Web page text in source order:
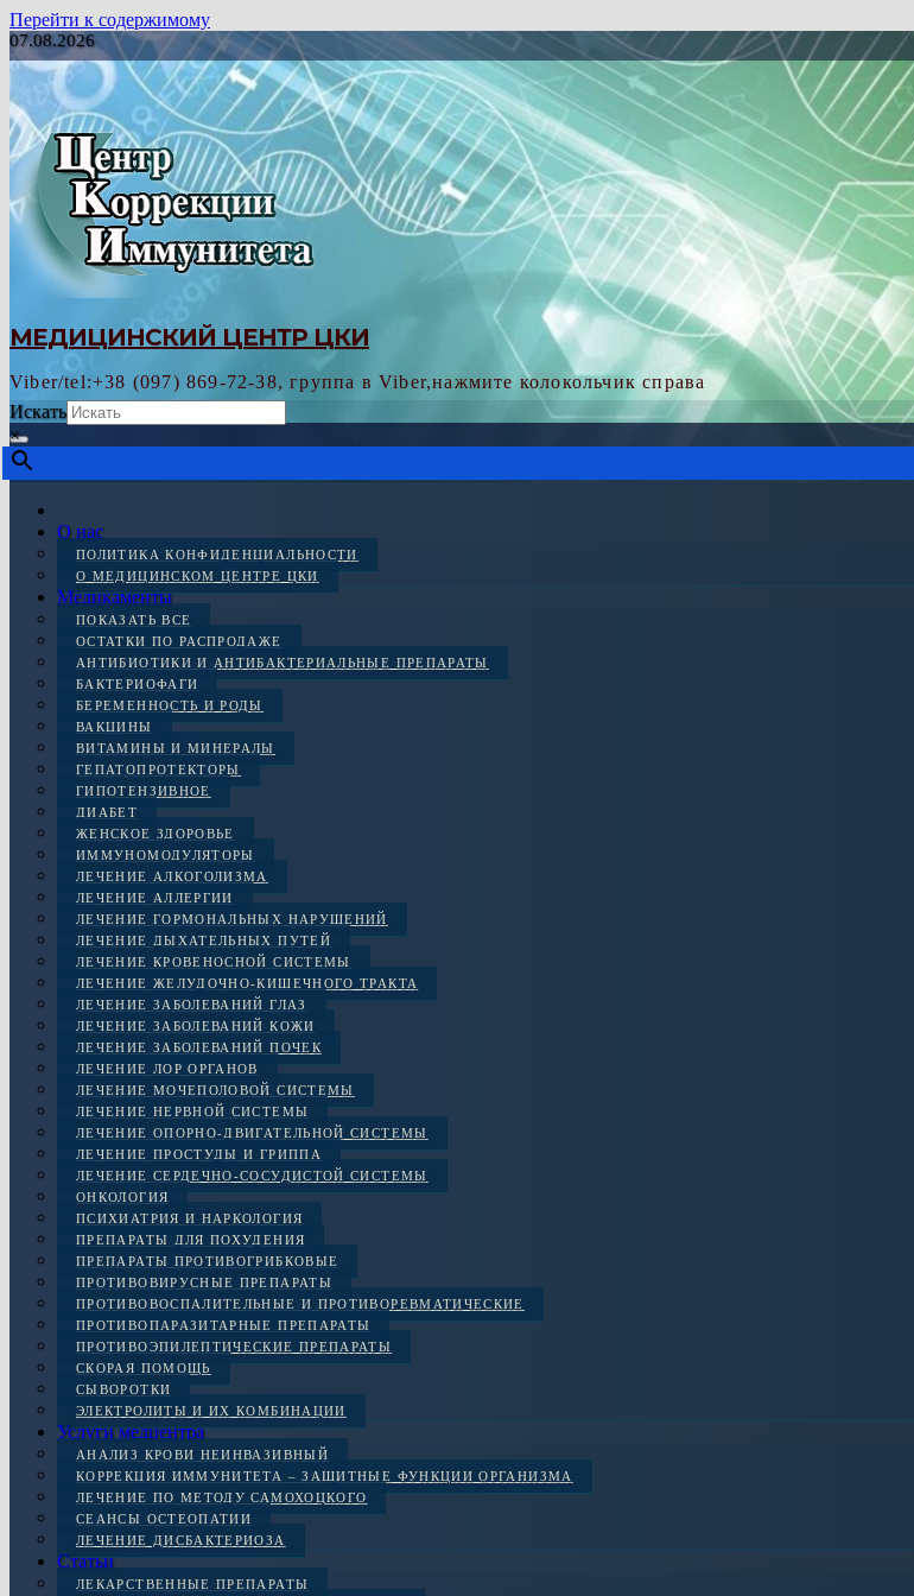
Перейти к содержимому
07.08.2026
МЕДИЦИНСКИЙ ЦЕНТР ЦКИ
Viber/tel:+38 (097) 869-72-38, группа в Viber,нажмите колокольчик справа
Искать
×
О нас
ПОЛИТИКА КОНФИДЕНЦИАЛЬНОСТИ
О МЕДИЦИНСКОМ ЦЕНТРЕ ЦКИ
Медикаменты
ПОКАЗАТЬ ВСЕ
ОСТАТКИ ПО РАСПРОДАЖЕ
АНТИБИОТИКИ И АНТИБАКТЕРИАЛЬНЫЕ ПРЕПАРАТЫ
БАКТЕРИОФАГИ
БЕРЕМЕННОСТЬ И РОДЫ
ВАКЦИНЫ
ВИТАМИНЫ И МИНЕРАЛЫ
ГЕПАТОПРОТЕКТОРЫ
ГИПОТЕНЗИВНОЕ
ДИАБЕТ
ЖЕНСКОЕ ЗДОРОВЬЕ
ИММУНОМОДУЛЯТОРЫ
ЛЕЧЕНИЕ АЛКОГОЛИЗМА
ЛЕЧЕНИЕ АЛЛЕРГИИ
ЛЕЧЕНИЕ ГОРМОНАЛЬНЫХ НАРУШЕНИЙ
ЛЕЧЕНИЕ ДЫХАТЕЛЬНЫХ ПУТЕЙ
ЛЕЧЕНИЕ КРОВЕНОСНОЙ СИСТЕМЫ
ЛЕЧЕНИЕ ЖЕЛУДОЧНО-КИШЕЧНОГО ТРАКТА
ЛЕЧЕНИЕ ЗАБОЛЕВАНИЙ ГЛАЗ
ЛЕЧЕНИЕ ЗАБОЛЕВАНИЙ КОЖИ
ЛЕЧЕНИЕ ЗАБОЛЕВАНИЙ ПОЧЕК
ЛЕЧЕНИЕ ЛОР ОРГАНОВ
ЛЕЧЕНИЕ МОЧЕПОЛОВОЙ СИСТЕМЫ
ЛЕЧЕНИЕ НЕРВНОЙ СИСТЕМЫ
ЛЕЧЕНИЕ ОПОРНО-ДВИГАТЕЛЬНОЙ СИСТЕМЫ
ЛЕЧЕНИЕ ПРОСТУДЫ И ГРИППА
ЛЕЧЕНИЕ СЕРДЕЧНО-СОСУДИСТОЙ СИСТЕМЫ
ОНКОЛОГИЯ
ПСИХИАТРИЯ И НАРКОЛОГИЯ
ПРЕПАРАТЫ ДЛЯ ПОХУДЕНИЯ
ПРЕПАРАТЫ ПРОТИВОГРИБКОВЫЕ
ПРОТИВОВИРУСНЫЕ ПРЕПАРАТЫ
ПРОТИВОВОСПАЛИТЕЛЬНЫЕ И ПРОТИВОРЕВМАТИЧЕСКИЕ
ПРОТИВОПАРАЗИТАРНЫЕ ПРЕПАРАТЫ
ПРОТИВОЭПИЛЕПТИЧЕСКИЕ ПРЕПАРАТЫ
СКОРАЯ ПОМОЩЬ
СЫВОРОТКИ
ЭЛЕКТРОЛИТЫ И ИХ КОМБИНАЦИИ
Услуги медцентра
АНАЛИЗ КРОВИ НЕИНВАЗИВНЫЙ
КОРРЕКЦИЯ ИММУНИТЕТА – ЗАЩИТНЫЕ ФУНКЦИИ ОРГАНИЗМА
ЛЕЧЕНИЕ ПО МЕТОДУ САМОХОЦКОГО
СЕАНСЫ ОСТЕОПАТИИ
ЛЕЧЕНИЕ ДИСБАКТЕРИОЗА
Статьи
ЛЕКАРСТВЕННЫЕ ПРЕПАРАТЫ